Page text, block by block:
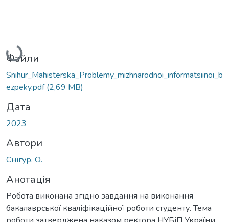
Вантажиться...
Файли
Snihur_Mahisterska_Problemy_mizhnarodnoi_informatsiinoi_b
ezpeky.pdf(2,69 MB)
Дата
2023
Автори
Снігур, О.
Анотація
Робота виконана згідно завдання на виконання
бакалаврської кваліфікаційної роботи студенту. Тема